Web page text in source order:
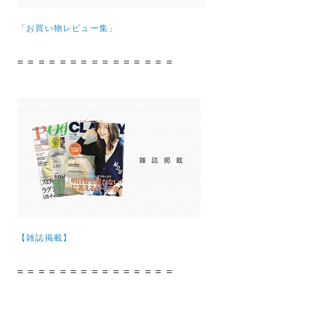
「お買い物レビュー集」
= = = = = = = = = = = = = = =
【雑誌掲載】
= = = = = = = = = = = = = = =